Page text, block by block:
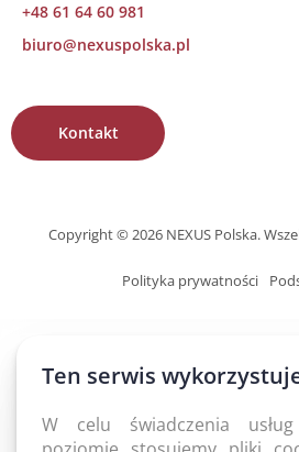
+48 61 64 60 981
biuro@nexuspolska.pl
Kontakt
Copyright © 2026 NEXUS Polska.
Polityka prywatności
Ten serwis
W celu świadczenia